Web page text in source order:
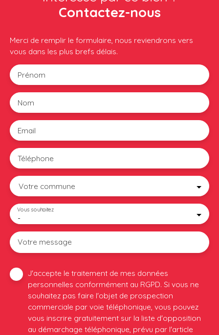
Contactez-nous
Merci de remplir le formulaire, nous reviendrons vers
vous dans les plus brefs délais.
Prénom
Nom
Email
Téléphone
Votre commune
-
Vous souhaitez
Votre message
J'accepte le traitement de mes données
personnelles conformément au RGPD. Si vous ne
souhaitez pas faire l'objet de prospection
commerciale par voie téléphonique, vous pouvez
vous inscrire gratuitement sur la liste d'opposition
au démarchage téléphonique, prévu par l'article